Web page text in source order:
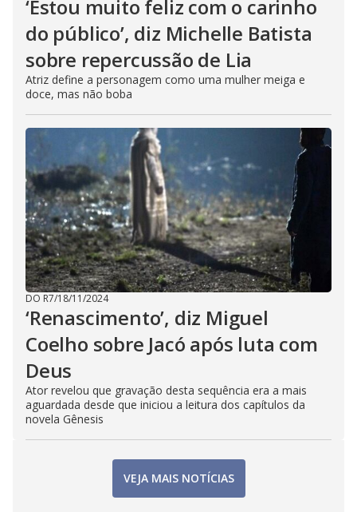
‘Estou muito feliz com o carinho
do público’, diz Michelle Batista
sobre repercussão de Lia
Atriz define a personagem como uma mulher meiga e
doce, mas não boba
DO R7/18/11/2024
‘Renascimento’, diz Miguel
Coelho sobre Jacó após luta com
Deus
Ator revelou que gravação desta sequência era a mais
aguardada desde que iniciou a leitura dos capítulos da
novela Gênesis
VEJA MAIS NOTÍCIAS